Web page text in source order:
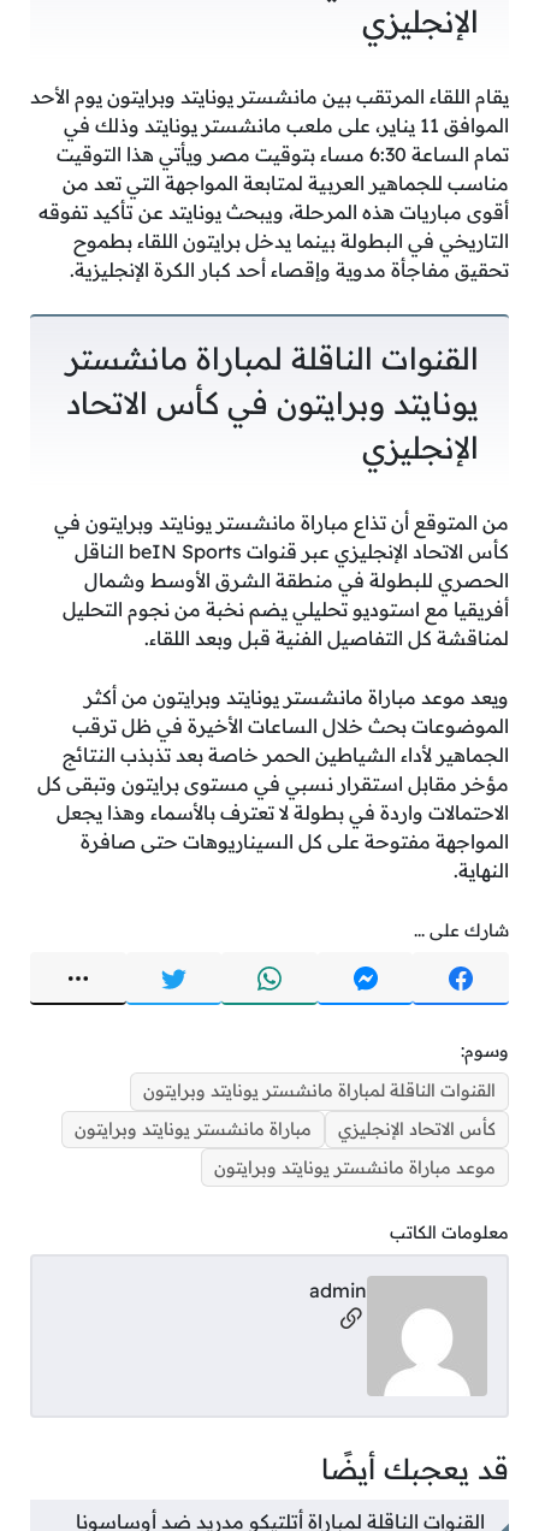
الإنجليزي
يقام اللقاء المرتقب بين مانشستر يونايتد وبرايتون يوم الأحد
الموافق 11 يناير، على ملعب مانشستر يونايتد وذلك في
تمام الساعة 6:30 مساء بتوقيت مصر ويأتي هذا التوقيت
مناسب للجماهير العربية لمتابعة المواجهة التي تعد من
أقوى مباريات هذه المرحلة، ويبحث يونايتد عن تأكيد تفوقه
التاريخي في البطولة بينما يدخل برايتون اللقاء بطموح
تحقيق مفاجأة مدوية وإقصاء أحد كبار الكرة الإنجليزية.
القنوات الناقلة لمباراة مانشستر
يونايتد وبرايتون في كأس الاتحاد
الإنجليزي
من المتوقع أن تذاع مباراة مانشستر يونايتد وبرايتون في
كأس الاتحاد الإنجليزي عبر قنوات beIN Sports الناقل
الحصري للبطولة في منطقة الشرق الأوسط وشمال
أفريقيا مع استوديو تحليلي يضم نخبة من نجوم التحليل
لمناقشة كل التفاصيل الفنية قبل وبعد اللقاء.
ويعد موعد مباراة مانشستر يونايتد وبرايتون من أكثر
الموضوعات بحث خلال الساعات الأخيرة في ظل ترقب
الجماهير لأداء الشياطين الحمر خاصة بعد تذبذب النتائج
مؤخر مقابل استقرار نسبي في مستوى برايتون وتبقى كل
الاحتمالات واردة في بطولة لا تعترف بالأسماء وهذا يجعل
المواجهة مفتوحة على كل السيناريوهات حتى صافرة
النهاية.
شارك على ...
وسوم:
القنوات الناقلة لمباراة مانشستر يونايتد وبرايتون
كأس الاتحاد الإنجليزي
مباراة مانشستر يونايتد وبرايتون
موعد مباراة مانشستر يونايتد وبرايتون
معلومات الكاتب
admin
مواقع التواصل
قد يعجبك أيضًا
القنوات الناقلة لمباراة أتلتيكو مدريد ضد أوساسونا